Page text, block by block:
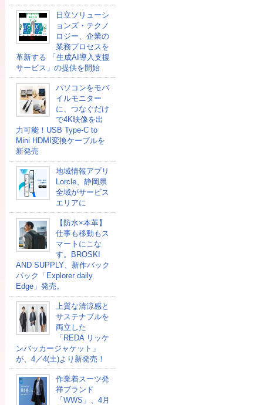
日立ソリューシ
ョンズ・テクノ
ロジー、企業の
業務プロセスを
革新する 「生成AI導入支援
サービス」の提供を開始
パソコンをモバ
イルモニター
に、つなぐだけ
で4K映像を出
力可能！USB Type-C to
Mini HDMI変換ケーブルを
新発売
地域情報アプリ
Lorcle、静岡県
全域がサービス
エリアに
【防水×本革】
仕事も移動もス
マートにこな
す。BROSKI
AND SUPPLY、新作バック
パック「Explorer daily
Edge」発売。
上質な清涼感と
サステナブルを
両立した
「REDA リッケ
ンバッカージャケット」
が、4／4(土)より新発売！
作業着スーツ発
祥ブランド
「WWS」、4月